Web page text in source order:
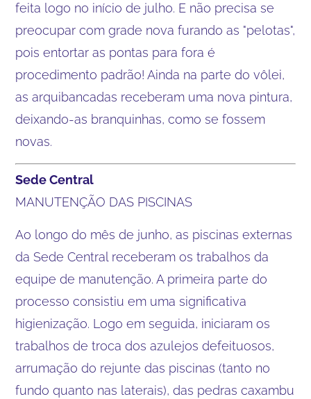
feita logo no início de julho. E não precisa se
preocupar com grade nova furando as "pelotas",
pois entortar as pontas para fora é
procedimento padrão! Ainda na parte do vôlei,
as arquibancadas receberam uma nova pintura,
deixando-as branquinhas, como se fossem
novas.
Sede Central
MANUTENÇÃO DAS PISCINAS
Ao longo do mês de junho, as piscinas externas
da Sede Central receberam os trabalhos da
equipe de manutenção. A primeira parte do
processo consistiu em uma significativa
higienização. Logo em seguida, iniciaram os
trabalhos de troca dos azulejos defeituosos,
arrumação do rejunte das piscinas (tanto no
fundo quanto nas laterais), das pedras caxambu